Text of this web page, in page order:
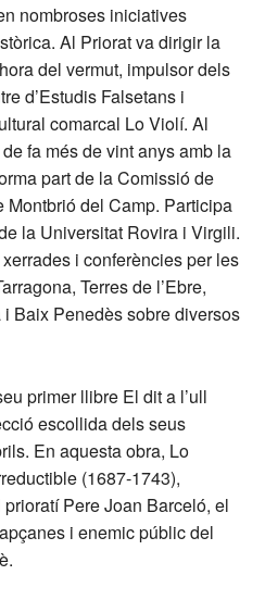
nombroses iniciatives
Al Priorat va dirigir la
del vermut, impulsor dels
d’Estudis Falsetans i
comarcal Lo Violí. Al
fa més de vint anys amb la
part de la Comissió de
Montbrió del Camp. Participa
la Universitat Rovira i Virgili.
i conferències per les
Terres de l’Ebre,
Baix Penedès sobre diversos
primer llibre El dit a l’ull
escollida dels seus
En aquesta obra, Lo
(1687-1743),
Pere Joan Barceló, el
i enemic públic del